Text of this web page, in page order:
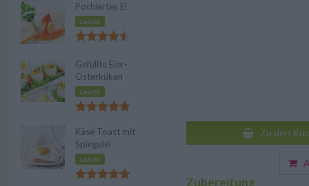
Zu den
Zubereitung
Pochiertes Ei
Leicht
Gefüllte Eier-
Osterküken
Leicht
Käse Toast mit
Spiegelei
Leicht